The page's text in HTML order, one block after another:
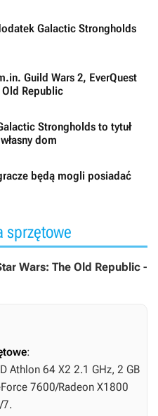
Galactic Strongholds
Guild Wars 2, EverQuest
Old Republic
Strongholds to tytuł
dom
będą mogli posiadać
sprzętowe
Wars: The Old Republic -
:
Athlon 64 X2 2.1 GHz, 2 GB
7600/Radeon X1800
7.